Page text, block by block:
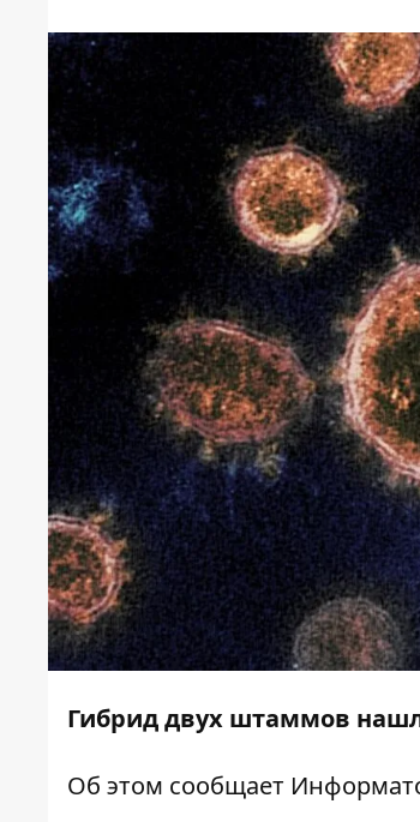
Гибрид двух штаммов
Об этом сообщает